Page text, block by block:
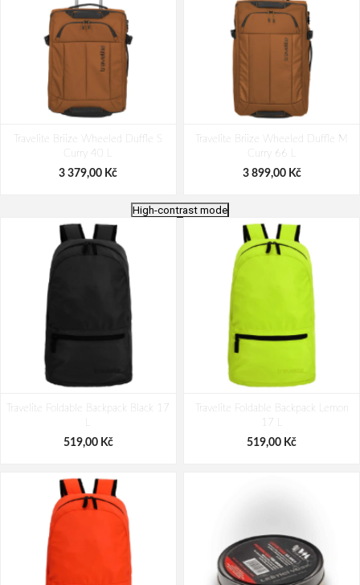
Travelite Briize Wheeled Duffle S
Curry 40 L
3 379,00 Kč
Travelite Briize Wheeled Duffle M
Curry 66 L
3 899,00 Kč
Copper/chutney 71 L
Duffle L White Sand 97 L
3 379,00 Kč
High-contrast mode
Travelite Foldable Backpack Black 17
519,00 Kč
Travelite Foldable Backpack Lemon
17 L
519,00 Kč